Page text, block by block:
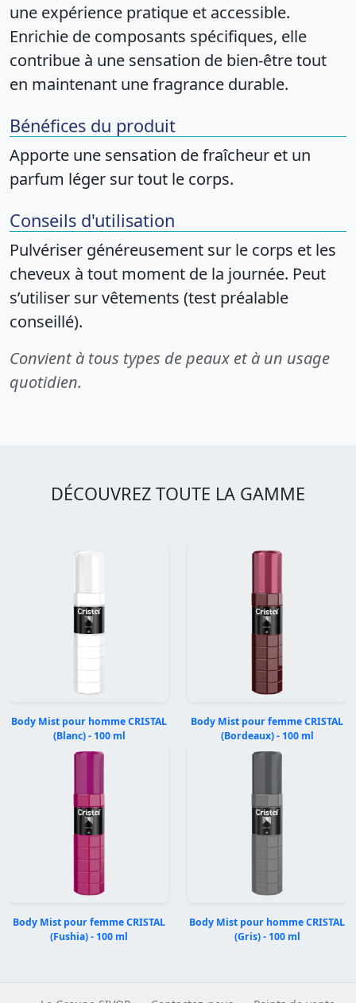
une expérience pratique et accessible.
Enrichie de composants spécifiques, elle
contribue à une sensation de bien-être tout
en maintenant une fragrance durable.
Bénéfices du produit
Apporte une sensation de fraîcheur et un
parfum léger sur tout le corps.
Conseils d'utilisation
Pulvériser généreusement sur le corps et les
cheveux à tout moment de la journée. Peut
s’utiliser sur vêtements (test préalable
conseillé).
Convient à tous types de peaux et à un usage
quotidien.
DÉCOUVREZ TOUTE LA GAMME
Body Mist pour homme CRISTAL
(Blanc) - 100 ml
Body Mist pour femme CRISTAL
(Bordeaux) - 100 ml
Body Mist pour femme CRISTAL
(Fushia) - 100 ml
Body Mist pour homme CRISTAL
(Gris) - 100 ml
Précédent